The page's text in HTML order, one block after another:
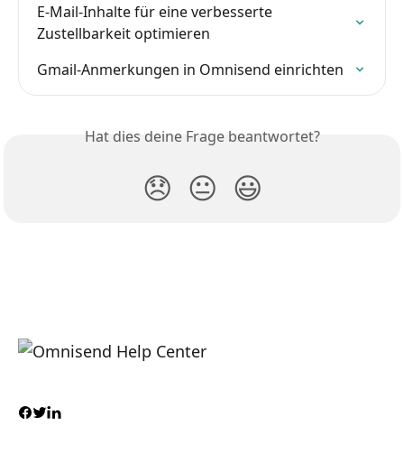
E-Mail-Inhalte für eine verbesserte
Zustellbarkeit optimieren
Gmail-Anmerkungen in Omnisend einrichten
Hat dies deine Frage beantwortet?
😞 😐 😃